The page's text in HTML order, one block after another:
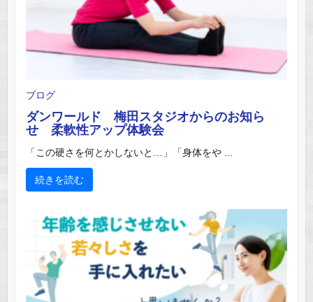
ブログ
ダンワールド 梅田スタジオからのお知ら
せ 柔軟性アップ体験会
「この硬さを何とかしないと…」「身体をや ...
続きを読む